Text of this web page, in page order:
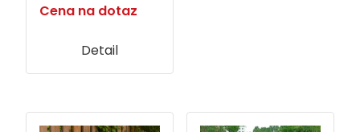
Cena na dotaz
Detail